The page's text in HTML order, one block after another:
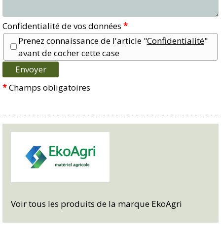
Confidentialité de vos données *
Prenez connaissance de l'article "Confidentialité"
avant de cocher cette case
*Champs obligatoires
Voir tous les produits de la marque EkoAgri